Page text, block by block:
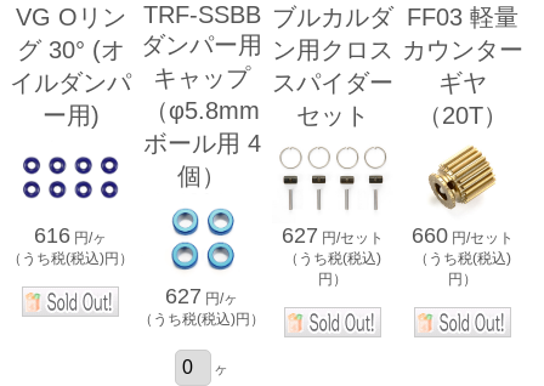
VG Oリン
グ 30° (オ
イルダンパ
ー用)
616 円/ヶ
（うち税(税込)円）
TRF-SSBB
ダンパー用
キャップ
（φ5.8mm
ボール用 4
個）
627 円/ヶ
（うち税(税込)円）
ヶ
ブルカルダ
ン用クロス
スパイダー
セット
627 円/セット
（うち税(税込)
円）
FF03 軽量
カウンター
ギヤ
（20T）
660 円/セット
（うち税(税込)
円）